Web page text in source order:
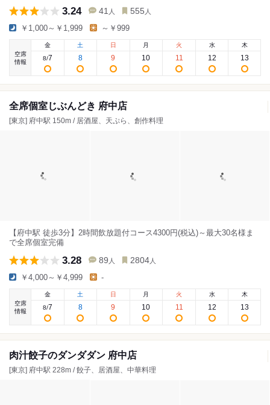
3.24 41 人 555 人
￥1,000～￥1,999 ～￥999
空席
情報
金
8/7
土
8
日
9
月
10
火
11
水
12
木
13
全席個室じぶんどき 府中店
[東京] 府中駅 150m / 居酒屋、天ぷら、創作料理
【府中駅 徒歩3分】2時間飲放題付コース4300円(税込)～最大30名様ま
で全席個室完備
3.28 89 人 2804 人
￥4,000～￥4,999 -
空席
情報
金
8/7
土
8
日
9
月
10
火
11
水
12
木
13
肉汁餃子のダンダダン 府中店
[東京] 府中駅 228m / 餃子、居酒屋、中華料理